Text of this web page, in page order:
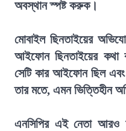
অবস্থান স্পষ্ট করুক।
মোবাইল ছিনতাইয়ের
আইফোন ছিনতাইয়ের কথা
সেটি কার আইফোন ছিল
তার মতে, এমন ভিত্তিহীন
এনসিপির এই নেতা আরও